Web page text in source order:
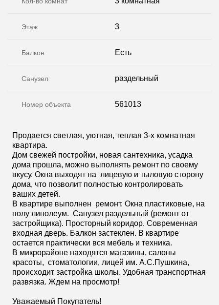
Этаж 3
Балкон Есть
Санузел раздельный
Номер объекта 561013
Продается светлая, уютная, теплая 3-х комнатная
квартира.
Дом свежей постройки, новая сантехника, усадка
дома прошла, можно выполнять ремонт по своему
вкусу. Окна выходят на лицевую и тыловую сторону
дома, что позволит полностью контролировать
ваших детей.
В квартире выполнен ремонт. Окна пластиковые, на
полу линолеум. Санузел раздельный (ремонт от
застройщика). Просторный коридор. Современная
входная дверь. Балкон застеклен. В квартире
остается практически вся мебель и техника.
В микрорайоне находятся магазины, салоны
красоты, стоматологии, лицей им. А.С.Пушкина,
происходит застройка школы. Удобная транспортная
развязка. Ждем на просмотр!
Уважаемый Покупатель!